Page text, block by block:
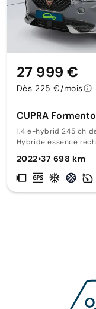
CUPRA
1.4 e-hybrid 245 ch
Hybride essence
2022•37 698 km
27 999 €
Dès 225 €/mois